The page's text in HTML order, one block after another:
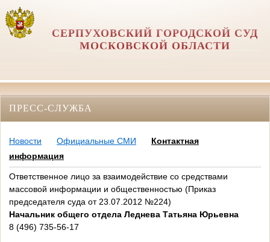
СЕРПУХОВСКИЙ ГОРОДСКОЙ СУД
МОСКОВСКОЙ ОБЛАСТИ
ПРЕСС-СЛУЖБА
Новости Официальные СМИ
Контактная
информация
Ответственное лицо за взаимодействие со средствами
массовой информации и общественностью (Приказ
председателя суда от 23.07.2012 №224)
Начальник общего отдела Леднева Татьяна Юрьевна
8 (496) 735-56-17